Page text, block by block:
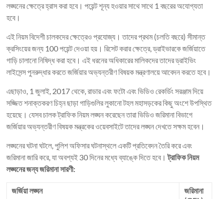
লঙ্ঘনের ক্ষেত্রে হ্রাস করা হবে। পয়েন্ট শূন্য হওয়ার সাথে সাথে 1 বছরের অযোগ্যতা
হবে।
এই নিয়ম বিদেশী চালকদের ক্ষেত্রেও প্রযোজ্য। তাদের প্রথম (চলতি বছরে) সীমান্ত
ক্রসিংয়ের জন্য 100 পয়েন্ট দেওয়া হয়। রিসেট করার ক্ষেত্রে, ড্রাইভারকে জর্জিয়াতে
গাড়ি চালানো নিষিদ্ধ করা হবে। এই ধরনের অধিকারের মালিকদের তাদের ড্রাইভিং
লাইসেন্স পুনরুদ্ধার করতে জর্জিয়ার অভ্যন্তরীণ বিষয়ক মন্ত্রণালয়ে আবেদন করতে হবে।
এছাড়াও, 1 জুলাই, 2017 থেকে, রাডার এবং ফটো এবং ভিডিও রেকর্ডিং সরঞ্জাম দিয়ে
সজ্জিত শনাক্তকরণ চিহ্ন ছাড়া গাড়িগুলির লুকানো টহল মহাসড়কের কিছু অংশে উপস্থিত
হয়েছে। যেসব চালক ট্রাফিক নিয়ম লঙ্ঘন করেছেন তারা ভিডিও জরিমানা বিভাগে
জর্জিয়ার অভ্যন্তরীণ বিষয়ক মন্ত্রকের ওয়েবসাইটে তাদের লঙ্ঘন দেখতে সক্ষম হবেন।
লঙ্ঘনের ঘটনা ঘটলে, পুলিশ অফিসার ঘটনাস্থলে একটি প্রতিবেদন তৈরি করে এবং
জরিমানা জারি করে, যা অবশ্যই 30 দিনের মধ্যে ব্যাঙ্কে দিতে হবে।ট্রাফিক নিয়ম
লঙ্ঘনের জন্য জরিমানা সারণী:
জর্জিয়া লঙ্ঘন
জরিমানা